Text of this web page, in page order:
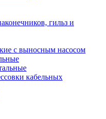
гильз и
с выносным насосом
кабельных